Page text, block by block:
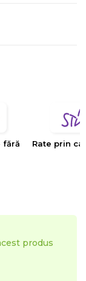
fără
Rate prin
produs